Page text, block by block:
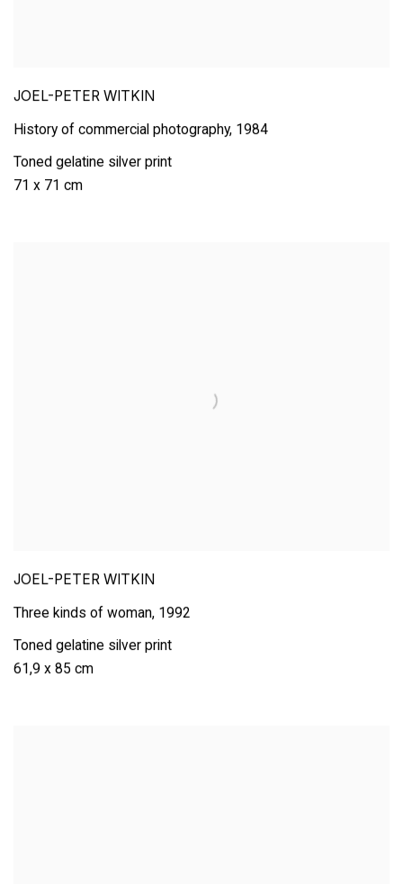
JOEL-PETER WITKIN
History of commercial photography, 1984
Toned gelatine silver print
71 x 71 cm
JOEL-PETER WITKIN
Three kinds of woman, 1992
Toned gelatine silver print
61,9 x 85 cm